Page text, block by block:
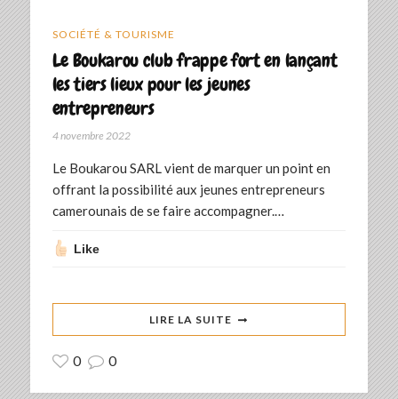
SOCIÉTÉ & TOURISME
Le Boukarou club frappe fort en lançant
les tiers lieux pour les jeunes
entrepreneurs
4 novembre 2022
Le Boukarou SARL vient de marquer un point en
offrant la possibilité aux jeunes entrepreneurs
camerounais de se faire accompagner.…
Like
LIRE LA SUITE
0 0